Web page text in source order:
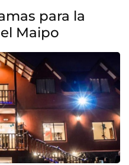
para la
Maipo